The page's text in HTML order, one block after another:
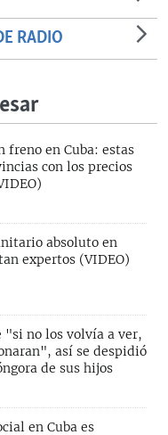
RADIO
freno en Cuba: estas
con los precios
absoluto en
expertos (VIDEO)
"si no los volvía a ver,
así se despidió
de sus hijos
en Cuba es